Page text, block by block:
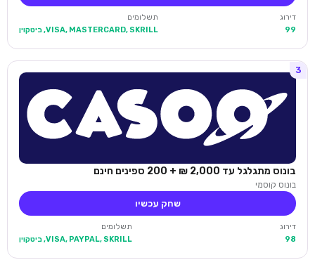
דירוג
99
תשלומים
VISA, MASTERCARD, SKRILL, ביטקוין
3
בונוס מתגלגל עד 2,000 ₪ + 200 ספינים חינם
בונוס קוסמי
שחק עכשיו
דירוג
98
תשלומים
VISA, PAYPAL, SKRILL, ביטקוין